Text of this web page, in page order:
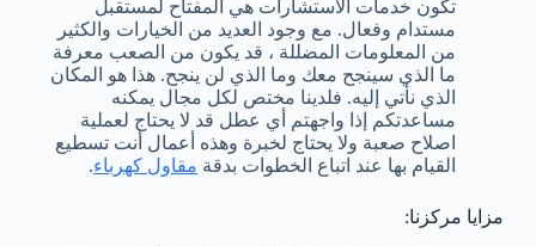
تكون خدمات الاستشارات هي المفتاح لمستقبل
مستدام وفعال. مع وجود العديد من الخيارات والكثير
من المعلومات المضللة ، قد يكون من الصعب معرفة
ما الذي سينجح معك وما الذي لن ينجح. هذا هو المكان
الذي نأتي إليه. فلدينا مختص لكل مجال يمكنه
مساعدتكم إذا واجهتم أي عطل قد لا يحتاج لعملية
اصلاح صعبة ولا يحتاج لخبرة وهذه أعمال أنت تسطيع
القيام بها عند اتباع الخطوات بدقة مقاول كهرباء.
مزايا مركزنا: